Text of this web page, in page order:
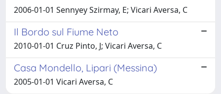
2006-01-01 Sennyey Szirmay, E; Vicari Aversa, C
Il Bordo sul Fiume Neto
2010-01-01 Cruz Pinto, J; Vicari Aversa, C
Casa Mondello, Lipari (Messina)
2005-01-01 Vicari Aversa, C